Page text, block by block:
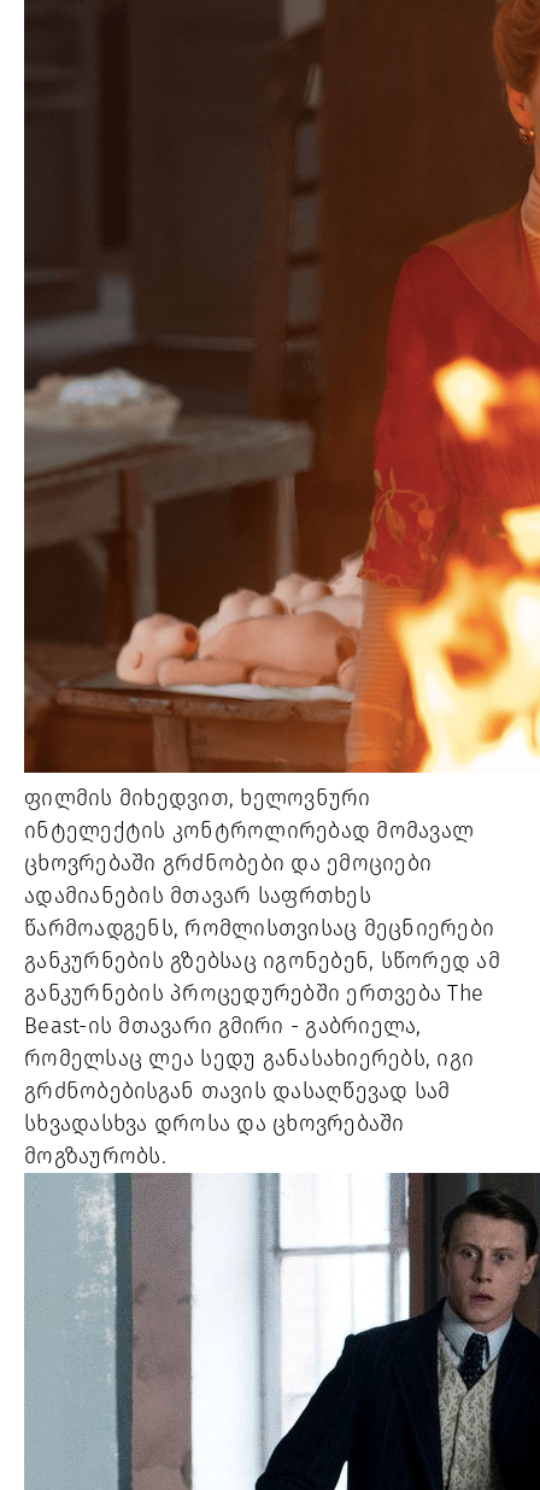
ფილმის მიხედვით, ხელოვნური
ინტელექტის კონტროლირებად მომავალ
ცხოვრებაში გრძნობები და ემოციები
ადამიანების მთავარ საფრთხეს
წარმოადგენს, რომლისთვისაც მეცნიერები
განკურნების გზებსაც იგონებენ, სწორედ ამ
განკურნების პროცედურებში ერთვება The
Beast-ის მთავარი გმირი - გაბრიელა,
რომელსაც ლეა სედუ განასახიერებს, იგი
გრძნობებისგან თავის დასაღწევად სამ
სხვადასხვა დროსა და ცხოვრებაში
მოგზაურობს.